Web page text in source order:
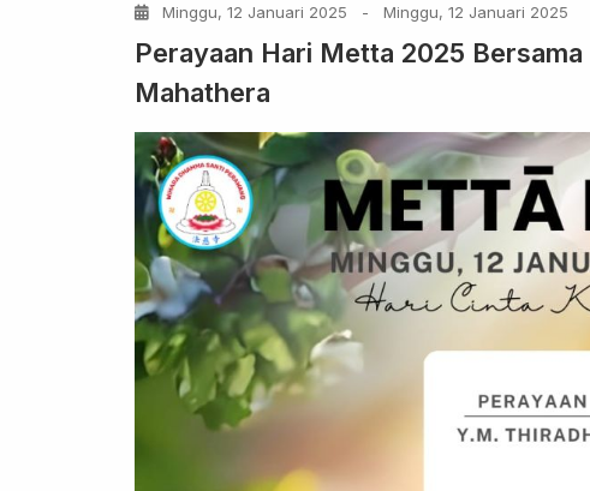
Minggu, 12 Januari 2025 - Minggu, 12 Januari 2025
Perayaan Hari Metta 2025
Mahathera